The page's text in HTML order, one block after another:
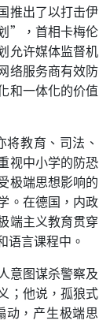
推出了以打击伊
”，首相卡梅伦
允许媒体监督机
络服务商有效防
和一体化的价值
教育、司法、
视中小学的防恐
极端思想影响的
。在德国，内政
端主义教育贯穿
语言课程中。
意图谋杀警察及
；他说，孤狼式
动，产生极端思